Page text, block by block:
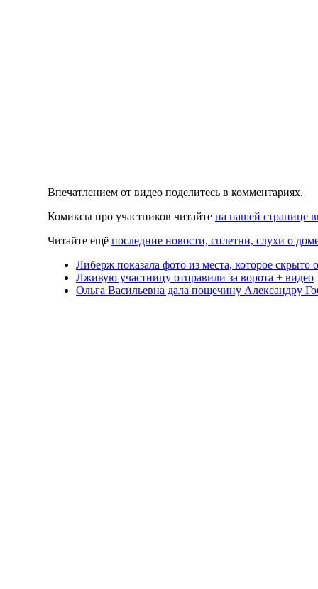
Впечатлением от видео поделитесь в комментариях.
Комиксы про участников читайте на нашей странице
Читайте ещё последние новости, сплетни, слухи о
Либерж показала фото из места, которое скрыто
Лживую участницу отправили за ворота + видео
Ольга Васильевна дала пощечину Александру